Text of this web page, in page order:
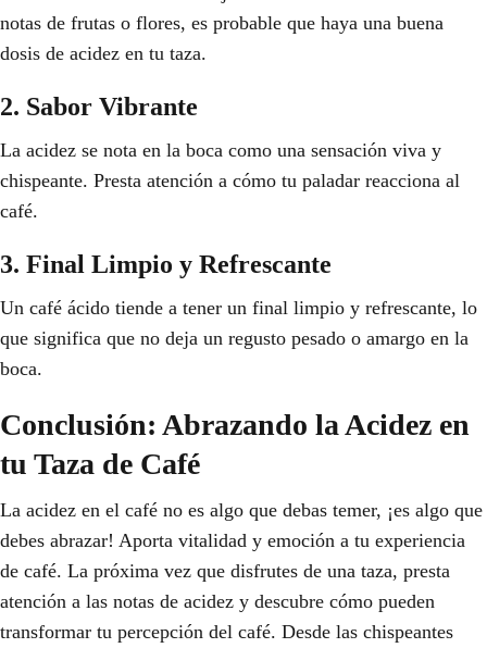
notas de frutas o flores, es probable que haya una buena
dosis de acidez en tu taza.
2. Sabor Vibrante
La acidez se nota en la boca como una sensación viva y
chispeante. Presta atención a cómo tu paladar reacciona al
café.
3. Final Limpio y Refrescante
Un café ácido tiende a tener un final limpio y refrescante, lo
que significa que no deja un regusto pesado o amargo en la
boca.
Conclusión: Abrazando la Acidez en
tu Taza de Café
La acidez en el café no es algo que debas temer, ¡es algo que
debes abrazar! Aporta vitalidad y emoción a tu experiencia
de café. La próxima vez que disfrutes de una taza, presta
atención a las notas de acidez y descubre cómo pueden
transformar tu percepción del café. Desde las chispeantes